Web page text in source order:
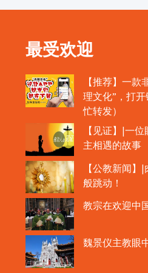
最受欢迎
【推荐】一款
理文化”，打
忙转发）
【见证】|一
主相遇的故事
【公教新闻
般跳动！
教宗在欢迎中
魏景仪主教眼